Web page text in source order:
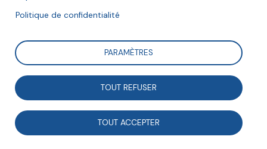
mobilise des professionnels du droit, bénévoles et
salariés, pour aller gratuitement au plus près des
les accompagner dans leur parcours administratif et
juridique.
Association à but non lucratif, Droits d'urgence est
indépendante, détachée de toute appartenance
politique et confessionnelle.
Politique de confidentialité
PARAMÈTRES
TOUT REFUSER
TOUT ACCEPTER